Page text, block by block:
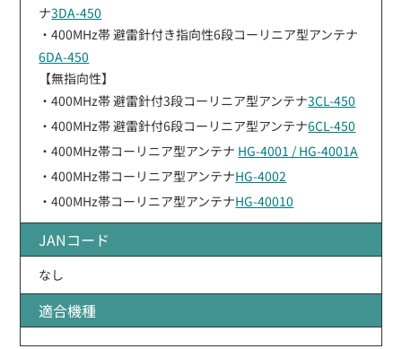
ナ3DA-450
・400MHz帯 避雷針付き指向性6段コーリニア型アンテナ
6DA-450
【無指向性】
・400MHz帯 避雷針付3段コーリニア型アンテナ3CL-450
・400MHz帯 避雷針付6段コーリニア型アンテナ6CL-450
・400MHz帯コーリニア型アンテナ HG-4001 / HG-4001A
・400MHz帯コーリニア型アンテナHG-4002
・400MHz帯コーリニア型アンテナHG-40010
JANコード
なし
適合機種